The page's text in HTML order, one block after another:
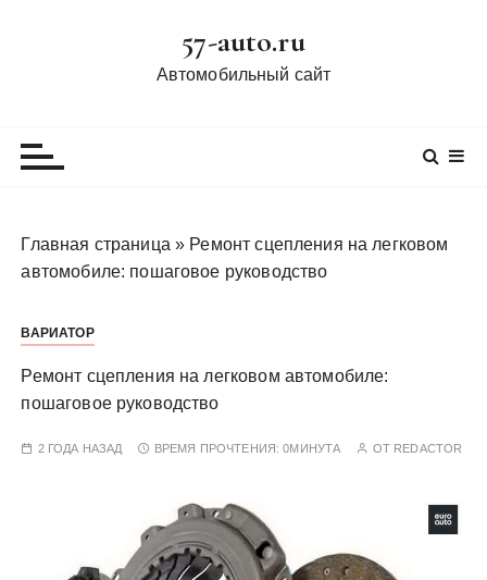
57-auto.ru
Автомобильный сайт
Главная страница » Ремонт сцепления на легковом
автомобиле: пошаговое руководство
ВАРИАТОР
Ремонт сцепления на легковом автомобиле:
пошаговое руководство
2 ГОДА НАЗАД ВРЕМЯ ПРОЧТЕНИЯ:0МИНУТА ОТ REDACTOR